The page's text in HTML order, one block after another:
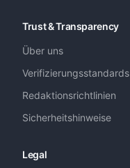
Trust & Transparency
Über uns
Verifizierungsstandards
Redaktionsrichtlinien
Sicherheitshinweise
Legal